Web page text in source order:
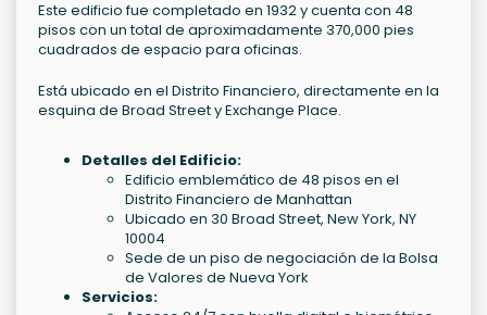
Este edificio fue completado en 1932 y cuenta con 48
pisos con un total de aproximadamente 370,000 pies
cuadrados de espacio para oficinas.
Está ubicado en el Distrito Financiero, directamente en la
esquina de Broad Street y Exchange Place.
Detalles del Edificio:
Edificio emblemático de 48 pisos en el
Distrito Financiero de Manhattan
Ubicado en 30 Broad Street, New York, NY
10004
Sede de un piso de negociación de la Bolsa
de Valores de Nueva York
Servicios: